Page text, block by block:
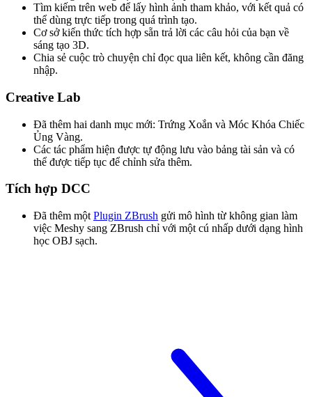
Tìm kiếm trên web để lấy hình ảnh tham khảo, với kết quả có
thể dùng trực tiếp trong quá trình tạo.
Cơ sở kiến thức tích hợp sẵn trả lời các câu hỏi của bạn về
sáng tạo 3D.
Chia sẻ cuộc trò chuyện chỉ đọc qua liên kết, không cần đăng
nhập.
Creative Lab
Đã thêm hai danh mục mới: Trứng Xoắn và Móc Khóa Chiếc
Ủng Vàng.
Các tác phẩm hiện được tự động lưu vào bảng tài sản và có
thể được tiếp tục để chỉnh sửa thêm.
Tích hợp DCC
Đã thêm một Plugin ZBrush gửi mô hình từ không gian làm
việc Meshy sang ZBrush chỉ với một cú nhấp dưới dạng hình
học OBJ sạch.